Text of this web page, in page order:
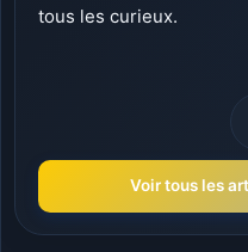
tous les curieux.
Voir tous les